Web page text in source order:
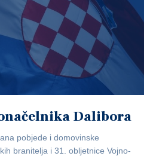
Dalibora
pobjede i domovinske
branitelja i 31. obljetnice Vojno-